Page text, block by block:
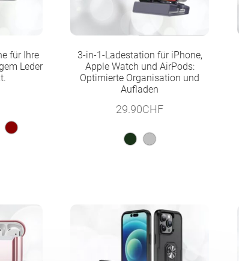
für Ihre
Leder
3-in-1-Ladestation für iPhone,
Apple Watch und AirPods:
Optimierte Organisation und
Aufladen
29.90CHF